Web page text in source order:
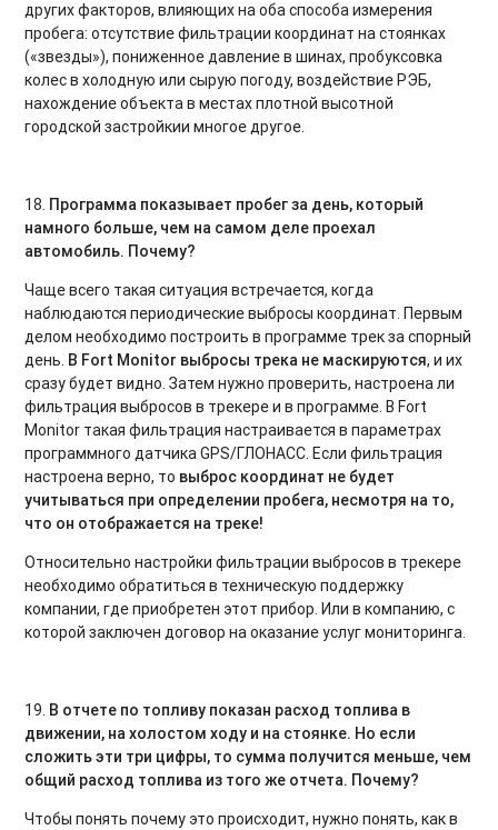
других факторов, влияющих на оба способа измерения
пробега: отсутствие фильтрации координат на стоянках
(«звезды»), пониженное давление в шинах, пробуксовка
колес в холодную или сырую погоду, воздействие РЭБ,
нахождение объекта в местах плотной высотной
городской застройкии многое другое.
18. Программа показывает пробег за день, который
намного больше, чем на самом деле проехал
автомобиль. Почему?
Чаще всего такая ситуация встречается, когда
наблюдаются периодические выбросы координат. Первым
делом необходимо построить в программе трек за спорный
день. В Fort Monitor выбросы трека не маскируются, и их
сразу будет видно. Затем нужно проверить, настроена ли
фильтрация выбросов в трекере и в программе. В Fort
Monitor такая фильтрация настраивается в параметрах
программного датчика GPS/ГЛОНАСС. Если фильтрация
настроена верно, то выброс координат не будет
учитываться при определении пробега, несмотря на то,
что он отображается на треке!
Относительно настройки фильтрации выбросов в трекере
необходимо обратиться в техническую поддержку
компании, где приобретен этот прибор. Или в компанию, с
которой заключен договор на оказание услуг мониторинга.
19. В отчете по топливу показан расход топлива в
движении, на холостом ходу и на стоянке. Но если
сложить эти три цифры, то сумма получится меньше, чем
общий расход топлива из того же отчета. Почему?
Чтобы понять почему это происходит, нужно понять, как в